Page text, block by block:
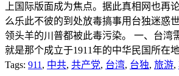
上国际版面成为焦点。据此真相网也再
么乐此不彼的到处放毒搞事用台独迷惑
领头羊的川普都被此毒污染。 一、台湾
就是那个成立于1911年的中华民国所在
Tags: 911 , 中共, 共产党, 台湾, 台独, 旅游,